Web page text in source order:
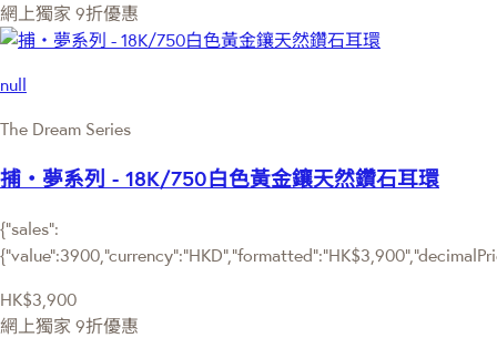
網上獨家 9折優惠
null
The Dream Series
捕‧夢系列 - 18K/750白色黃金鑲天然鑽石耳環
{"sales":
HK$3,900
網上獨家 9折優惠